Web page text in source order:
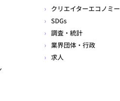
クリエイターエコノミー
SDGs
調査・統計
業界団体・行政
求人